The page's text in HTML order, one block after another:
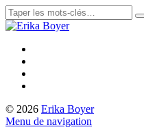
© 2026 Erika Boyer
Menu de navigation